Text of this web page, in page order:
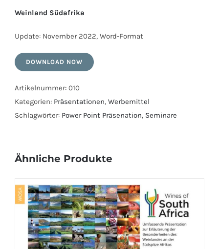
Weinland Südafrika
Update: November 2022, Word-Format
DOWNLOAD NOW
Artikelnummer: 010
Kategorien: Präsentationen, Werbemittel
Schlagwörter: Power Point Präsenation, Seminare
Ähnliche Produkte